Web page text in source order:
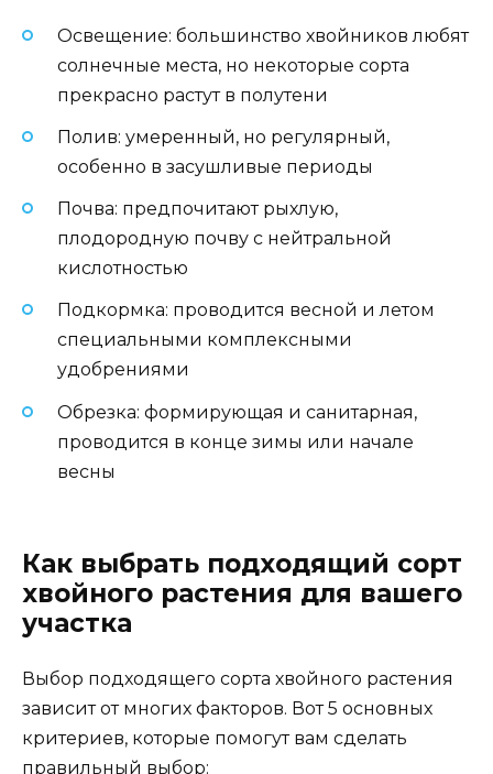
Освещение: большинство хвойников любят
солнечные места, но некоторые сорта
прекрасно растут в полутени
Полив: умеренный, но регулярный,
особенно в засушливые периоды
Почва: предпочитают рыхлую,
плодородную почву с нейтральной
кислотностью
Подкормка: проводится весной и летом
специальными комплексными
удобрениями
Обрезка: формирующая и санитарная,
проводится в конце зимы или начале
весны
Как выбрать подходящий сорт
хвойного растения для вашего
участка
Выбор подходящего сорта хвойного растения
зависит от многих факторов. Вот 5 основных
критериев, которые помогут вам сделать
правильный выбор: